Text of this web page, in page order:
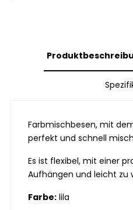
Farbmischbesen, mit
perfekt und schnell
Es ist flexibel, mit einer
Aufhängen und leicht zu
Farbe: lila